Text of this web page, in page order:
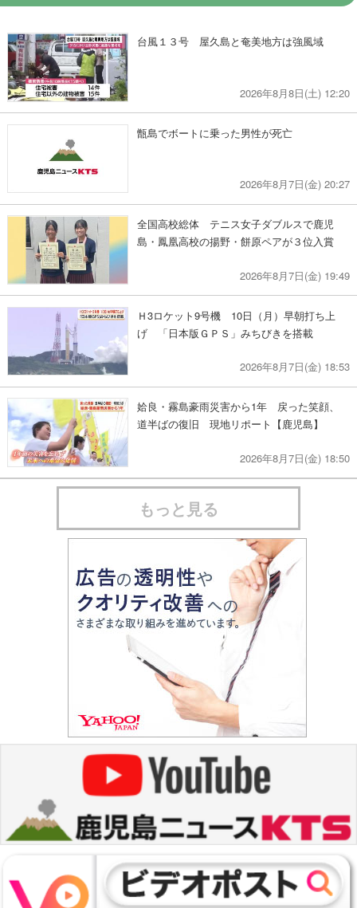
台風１３号 屋久島と奄美地方は強風域
2026年8月8日(土) 12:20
甑島でボートに乗った男性が死亡
2026年8月7日(金) 20:27
全国高校総体 テニス女子ダブルスで鹿児
島・鳳凰高校の揚野・餅原ペアが３位入賞
2026年8月7日(金) 19:49
Ｈ3ロケット9号機 10日（月）早朝打ち上
げ 「日本版ＧＰＳ」みちびきを搭載
2026年8月7日(金) 18:53
姶良・霧島豪雨災害から1年 戻った笑顔、
道半ばの復旧 現地リポート【鹿児島】
2026年8月7日(金) 18:50
もっと見る